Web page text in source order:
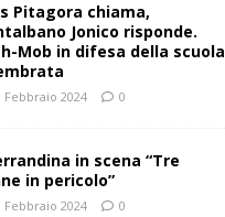
Pitagora chiama,
Jonico risponde.
Mob in difesa della scuola
Febbraio 2024 0
in scena “Tre
in pericolo”
Febbraio 2024 0